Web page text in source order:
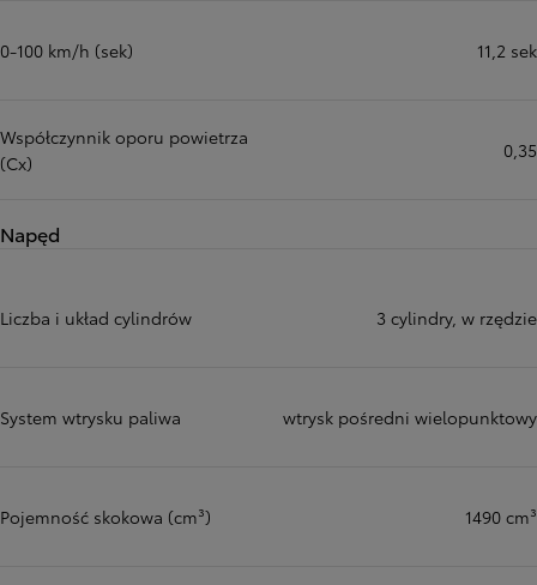
0-100 km/h (sek) 11,2 sek
Współczynnik oporu powietrza
(Cx)
0,35
Napęd
Liczba i układ cylindrów 3 cylindry, w rzędzie
System wtrysku paliwa wtrysk pośredni wielopunktowy
Pojemność skokowa (cm³) 1490 cm³